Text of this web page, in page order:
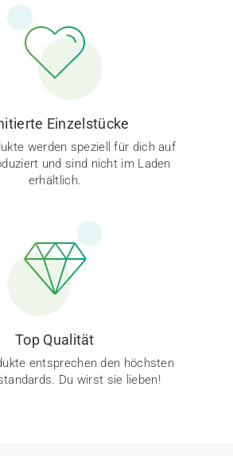
Einzelstücke
werden speziell für dich auf
und sind nicht im Laden
erhältlich.
Top Qualität
entsprechen den höchsten
Du wirst sie lieben!